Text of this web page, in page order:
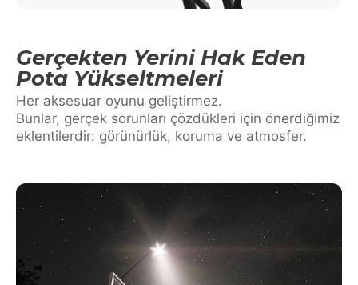
Gerçekten Yerini Hak Eden
Pota Yükseltmeleri
Her aksesuar oyunu geliştirmez.
Bunlar, gerçek sorunları çözdükleri için önerdiğimiz
eklentilerdir: görünürlük, koruma ve atmosfer.